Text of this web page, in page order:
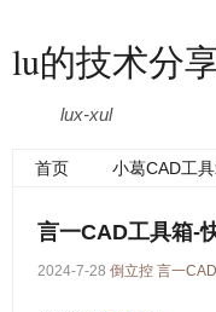
lu的技术分
lux-xul
首页 小葛CAD工
言一CAD工具箱-
2024-7-28 倒立控 言一